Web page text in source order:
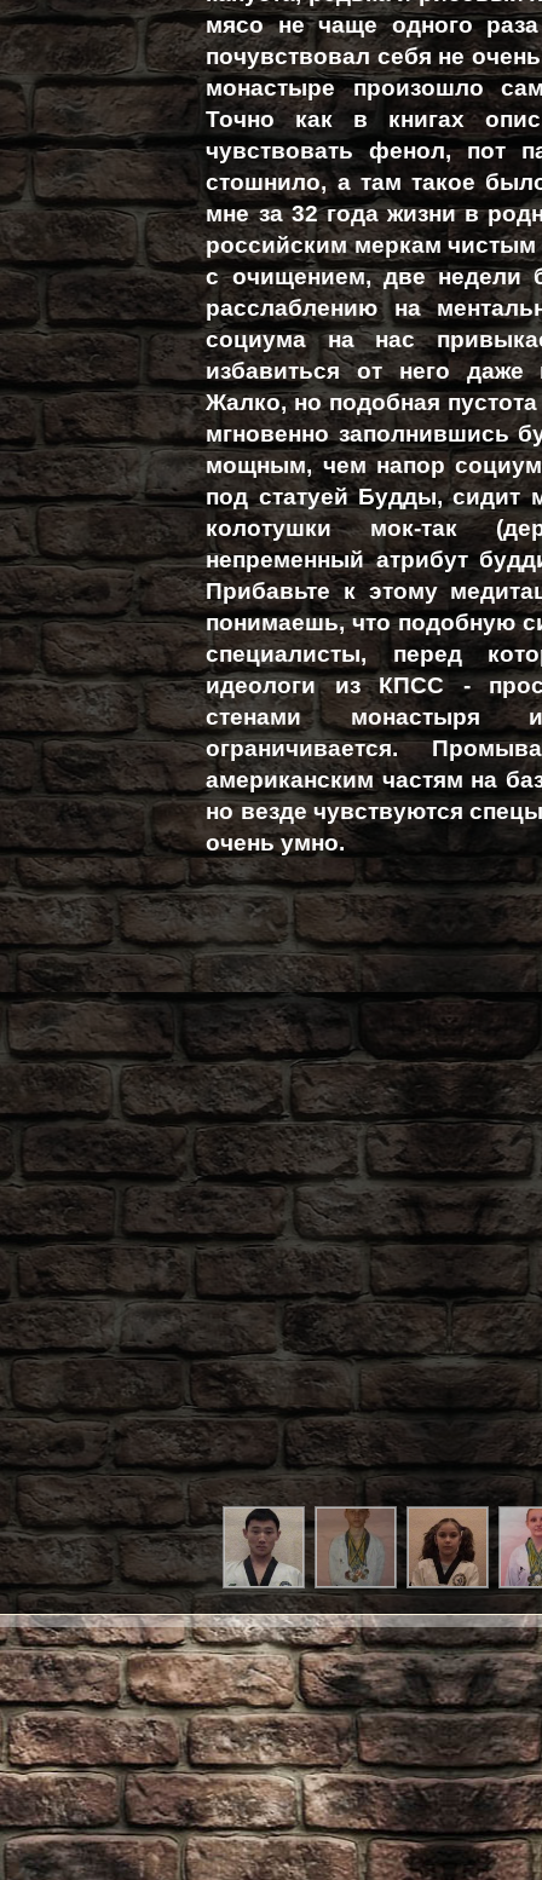
мясо не чаще одного
почувствовал себя не
монастыре произошло
Точно как в книгах
чувствовать фенол, пот
стошнило, а там такое
мне за 32 года жизни в
российским меркам чистым
с очищением, две недели
расслаблению на
социума на нас
избавиться от него даже
Жалко, но подобная
мгновенно заполнившись
мощным, чем напор
под статуей Будды, сидит
колотушки мок-так
непременный атрибут
Прибавьте к этому
понимаешь, что подобную
специалисты, перед
идеологи из КПСС -
стенами монастыря
ограничивается.
американским частям на
но везде чувствуются
очень умно.